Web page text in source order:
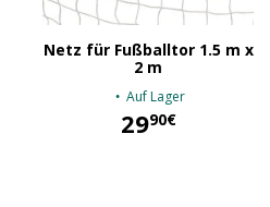
Netz für Fußballtor 1.5 m x
2 m
Auf Lager
2990€